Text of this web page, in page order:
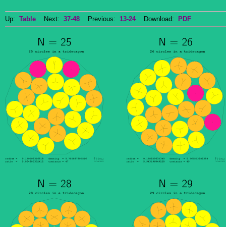
Up: Table Next: 37-48 Previous: 13-24Download: PDF